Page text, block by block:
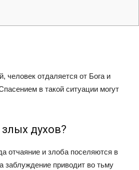
человек отдаляется от Бога и
в такой ситуации могут
духов?
отчаяние и злоба поселяются в
заблуждение приводит во тьму